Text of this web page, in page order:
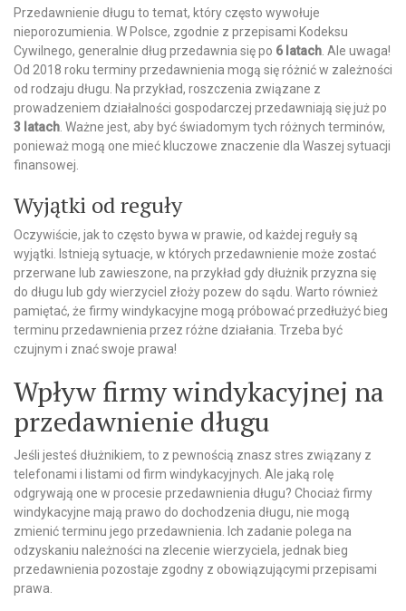
Przedawnienie długu to temat, który często wywołuje
nieporozumienia. W Polsce, zgodnie z przepisami Kodeksu
Cywilnego, generalnie dług przedawnia się po 6 latach . Ale uwaga!
Od 2018 roku terminy przedawnienia mogą się różnić w zależności
od rodzaju długu. Na przykład, roszczenia związane z
prowadzeniem działalności gospodarczej przedawniają się już po
3 latach . Ważne jest, aby być świadomym tych różnych terminów,
ponieważ mogą one mieć kluczowe znaczenie dla Waszej sytuacji
finansowej.
Wyjątki od reguły
Oczywiście, jak to często bywa w prawie, od każdej reguły są
wyjątki. Istnieją sytuacje, w których przedawnienie może zostać
przerwane lub zawieszone, na przykład gdy dłużnik przyzna się
do długu lub gdy wierzyciel złoży pozew do sądu. Warto również
pamiętać, że firmy windykacyjne mogą próbować przedłużyć bieg
terminu przedawnienia przez różne działania. Trzeba być
czujnym i znać swoje prawa!
Wpływ firmy windykacyjnej na
przedawnienie długu
Jeśli jesteś dłużnikiem, to z pewnością znasz stres związany z
telefonami i listami od firm windykacyjnych. Ale jaką rolę
odgrywają one w procesie przedawnienia długu? Chociaż firmy
windykacyjne mają prawo do dochodzenia długu, nie mogą
zmienić terminu jego przedawnienia. Ich zadanie polega na
odzyskaniu należności na zlecenie wierzyciela, jednak bieg
przedawnienia pozostaje zgodny z obowiązującymi przepisami
prawa.